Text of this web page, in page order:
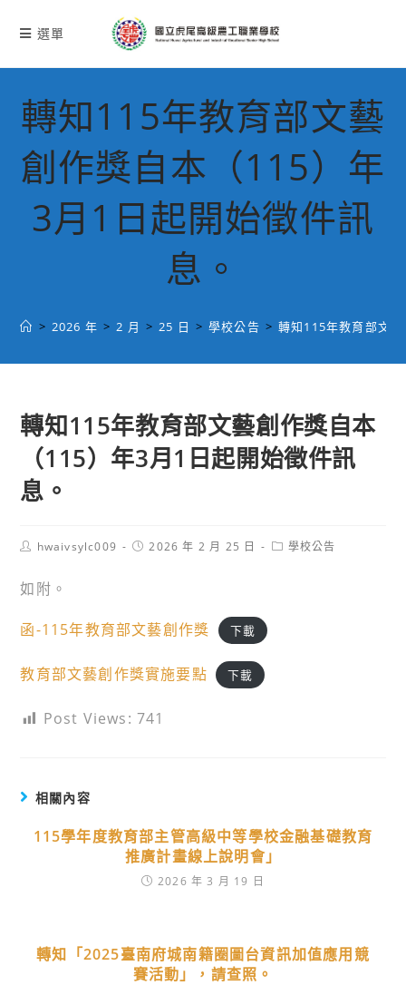
選單
轉知115年教育部文藝
創作獎自本（115）年
3月1日起開始徵件訊
息。
> 2026 年 > 2 月 > 25 日 > 學校公告 > 轉知115年教育部文
轉知115年教育部文藝創作獎自本
（115）年3月1日起開始徵件訊
息。
Posthwaivsylc009
Post2026 年 2 月 25 日
Post學校公告
如附。
函-115年教育部文藝創作獎 下載
教育部文藝創作獎實施要點 下載
Post Views: 741
相關內容
115學年度教育部主管高級中等學校金融基礎教育
推廣計畫線上說明會」
2026 年 3 月 19 日
轉知「2025臺南府城南籍圈圖台資訊加值應用競
賽活動」，請查照。